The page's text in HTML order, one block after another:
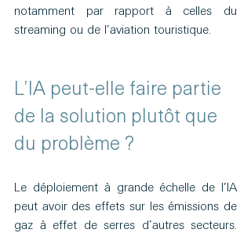
notamment par rapport à celles du
streaming ou de l’aviation touristique.
L’IA peut-elle faire partie
de la solution plutôt que
du problème ?
Le déploiement à grande échelle de l’IA
peut avoir des effets sur les émissions de
gaz à effet de serres d’autres secteurs.